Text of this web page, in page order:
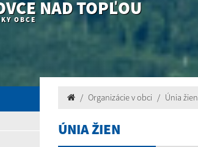
NAD TOPĽOU
OBCE
Organizácie v obci Únia žien
ÚNIA ŽIEN